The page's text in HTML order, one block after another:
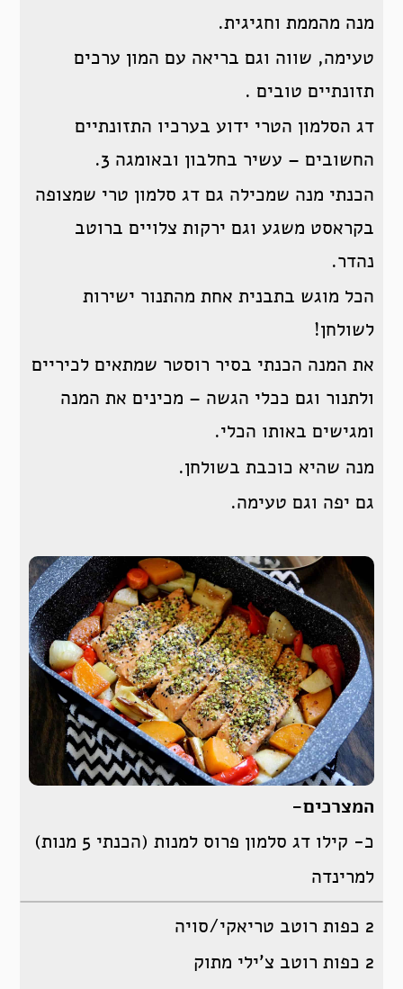
מנה מהממת וחגיגית.
טעימה, שווה וגם בריאה עם המון ערכים
תזונתיים טובים .
דג הסלמון הטרי ידוע בערכיו התזונתיים
החשובים – עשיר בחלבון ובאומגה 3.
הכנתי מנה שמכילה גם דג סלמון טרי שמצופה
בקראסט משגע וגם ירקות צלויים ברוטב
נהדר.
הכל מוגש בתבנית אחת מהתנור ישירות
לשולחן!
את המנה הכנתי בסיר רוסטר שמתאים לכיריים
ולתנור וגם ככלי הגשה – מכינים את המנה
ומגישים באותו הכלי.
מנה שהיא כוכבת בשולחן.
גם יפה וגם טעימה.
המצרכים-
כ- קילו דג סלמון פרוס למנות (הכנתי 5 מנות)
למרינדה
2 כפות רוטב טריאקי/סויה
2 כפות רוטב צ’ילי מתוק